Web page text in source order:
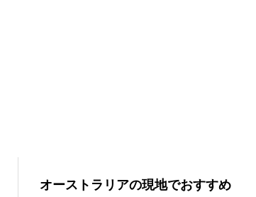
オーストラリアの現地でおすすめ